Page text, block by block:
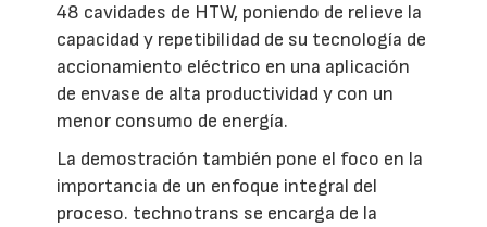
48 cavidades de HTW, poniendo de relieve la
capacidad y repetibilidad de su tecnología de
accionamiento eléctrico en una aplicación
de envase de alta productividad y con un
menor consumo de energía.
La demostración también pone el foco en la
importancia de un enfoque integral del
proceso. technotrans se encarga de la